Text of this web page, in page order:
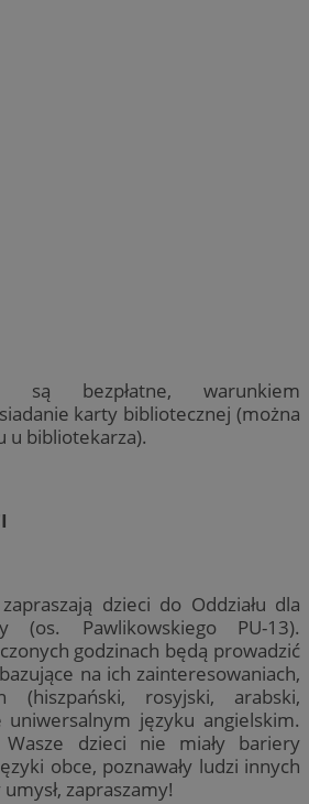
są bezpłatne, warunkiem
karty bibliotecznej (można
u bibliotekarza).
dzieci do Oddziału dla
(os. Pawlikowskiego PU-13).
godzinach będą prowadzić
na ich zainteresowaniach,
(hiszpański, rosyjski, arabski,
języku angielskim.
Wasze dzieci nie miały bariery
obce, poznawały ludzi innych
zapraszamy!